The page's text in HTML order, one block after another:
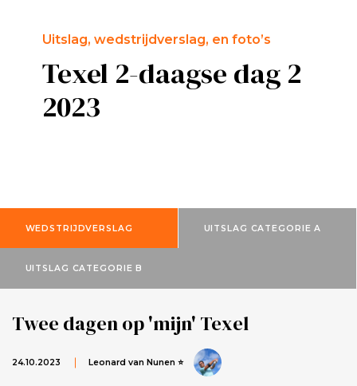
Uitslag, wedstrijdverslag, en foto’s
Texel 2-daagse dag 2
2023
WEDSTRIJDVERSLAG UITSLAG CATEGORIE A
UITSLAG CATEGORIE B
Twee dagen op 'mijn' Texel
24.10.2023 Leonard van Nunen ⭐